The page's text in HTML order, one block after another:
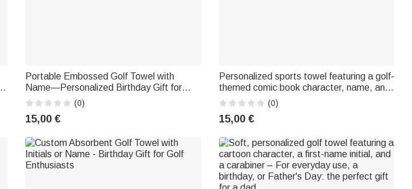
Portable Embossed Golf Towel with
Name—Personalized Birthday Gift for
Golfers
(0)
15,00 €
Personalized sports towel featuring a golf-
themed comic book character, name, and
hanging clip. Perfect for outdoor activities.
Golf-themed birthday gift p
(0)
15,00 €